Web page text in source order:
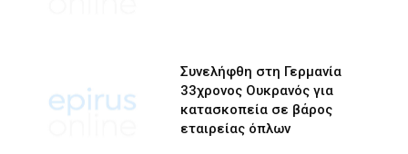
Συνελήφθη στη Γερμανία
33χρονος Ουκρανός για
κατασκοπεία σε βάρος
εταιρείας όπλων